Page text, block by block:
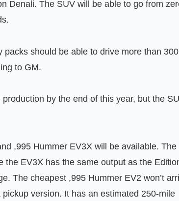
Denali. The SUV will be able to go from
should be able to drive more than 300
to GM.
by the end of this year, but the
,995 Hummer EV3X will be available. The
the EV3X has the same output as the
The cheapest ,995 Hummer EV2 won’t
version. It has an estimated 250-mile